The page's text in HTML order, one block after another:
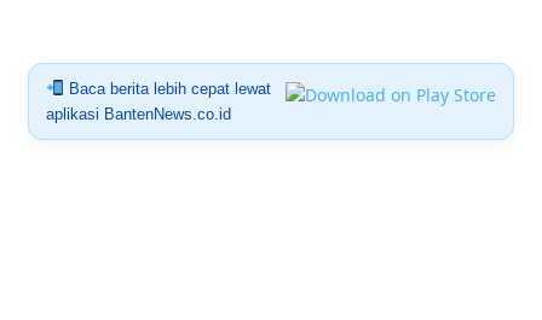
Baca berita lebih cepat lewat
aplikasi BantenNews.co.id